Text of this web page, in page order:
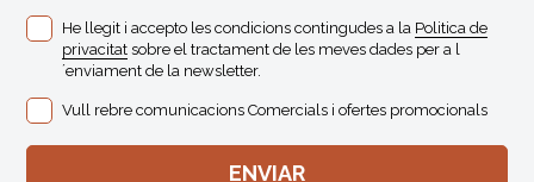
He llegit i accepto les condicions contingudes a la Politica de
privacitat sobre el tractament de les meves dades per a l
´enviament de la newsletter.
Vull rebre comunicacions Comercials i ofertes promocionals